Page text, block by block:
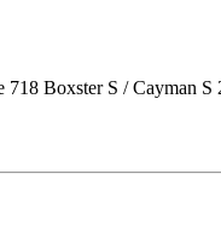
Boxster S / Cayman S